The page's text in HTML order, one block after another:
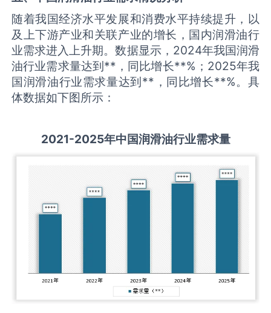
随着我国经济水平发展和消费水平持续提升，以
及上下游产业和关联产业的增长，国内润滑油行
业需求进入上升期。数据显示，2024年我国润滑
油行业需求量达到**，同比增长**%；2025年我
国润滑油行业需求量达到**，同比增长**%。具
体数据如下图所示：
2021-2025年中国润滑油行业需求量